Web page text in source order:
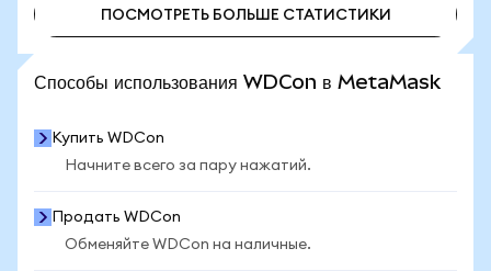
ПОСМОТРЕТЬ БОЛЬШЕ СТАТИСТИКИ
Способы использования WDCon в MetaMask
Купить WDCon
Начните всего за пару нажатий.
Продать WDCon
Обменяйте WDCon на наличные.